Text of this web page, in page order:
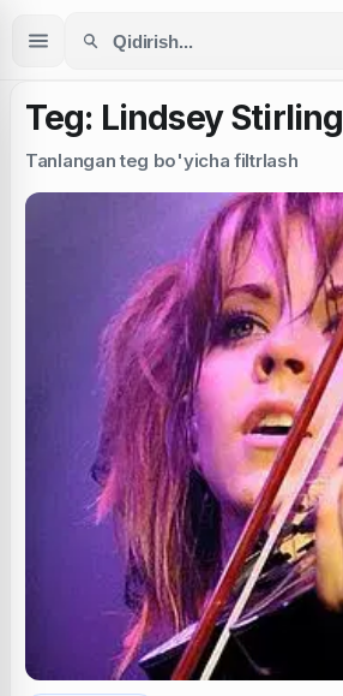
Teg: Lindsey Stirling
Tanlangan teg bo'yicha filtrlash